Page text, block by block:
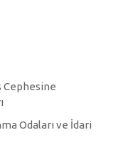
Cephesine
Odaları ve İdari